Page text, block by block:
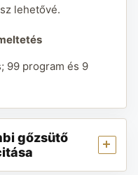
lehetővé.
99 program és 9
gőzsütő